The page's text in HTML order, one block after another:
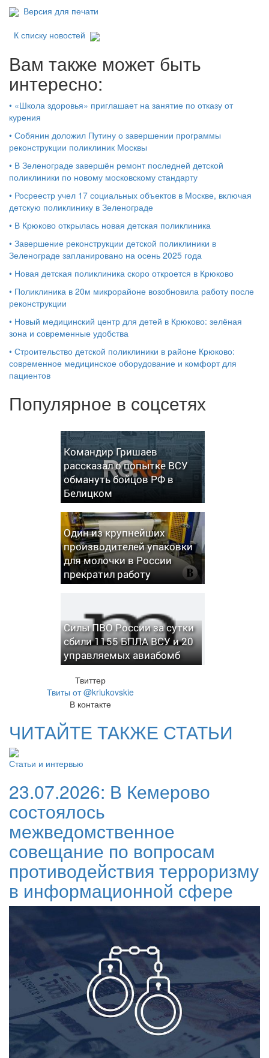
Версия для печати
К списку новостей
Вам также может быть
интересно:
• «Школа здоровья» приглашает на занятие по отказу от
курения
• Собянин доложил Путину о завершении программы
реконструкции поликлиник Москвы
• В Зеленограде завершён ремонт последней детской
поликлиники по новому московскому стандарту
• Росреестр учел 17 социальных объектов в Москве, включая
детскую поликлинику в Зеленограде
• В Крюково открылась новая детская поликлиника
• Завершение реконструкции детской поликлиники в
Зеленограде запланировано на осень 2025 года
• Новая детская поликлиника скоро откроется в Крюково
• Поликлиника в 20м микрорайоне возобновила работу после
реконструкции
• Новый медицинский центр для детей в Крюково: зелёная
зона и современные удобства
• Строительство детской поликлиники в районе Крюково:
современное медицинское оборудование и комфорт для
пациентов
Популярное в соцсетях
Командир Гришаев
рассказал о попытке ВСУ
обмануть бойцов РФ в
Белицком
Один из крупнейших
производителей упаковки
для молочки в России
прекратил работу
Силы ПВО России за сутки
сбили 1155 БПЛА ВСУ и 20
управляемых авиабомб
Твиттер
Твиты от @kriukovskie
В контакте
ЧИТАЙТЕ ТАКЖЕ СТАТЬИ
Статьи и интервью
23.07.2026: В Кемерово
состоялось
межведомственное
совещание по вопросам
противодействия терроризму
в информационной сфере